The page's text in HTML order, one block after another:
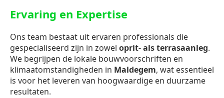
Ervaring en Expertise
Ons team bestaat uit ervaren professionals die
gespecialiseerd zijn in zowel oprit- als terrasaanleg.
We begrijpen de lokale bouwvoorschriften en
klimaatomstandigheden in Maldegem, wat essentieel
is voor het leveren van hoogwaardige en duurzame
resultaten.